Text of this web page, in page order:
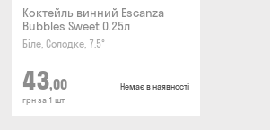
Коктейль винний Escanza
Bubbles Sweet 0.25л
Біле, Солодке, 7.5°
43,00
грн за 1 шт
Немає в наявності